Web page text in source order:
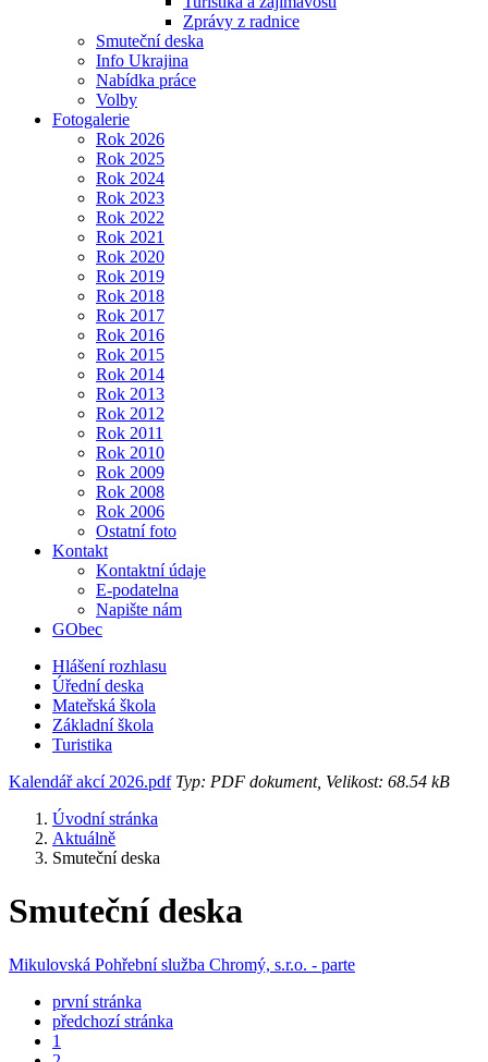
Zprávy z radnice
Smuteční deska
Info Ukrajina
Nabídka práce
Volby
Fotogalerie
Rok 2026
Rok 2025
Rok 2024
Rok 2023
Rok 2022
Rok 2021
Rok 2020
Rok 2019
Rok 2018
Rok 2017
Rok 2016
Rok 2015
Rok 2014
Rok 2013
Rok 2012
Rok 2011
Rok 2010
Rok 2009
Rok 2008
Rok 2006
Ostatní foto
Kontakt
Kontaktní údaje
E-podatelna
Napište nám
GObec
Hlášení rozhlasu
Úřední deska
Mateřská škola
Základní škola
Turistika
Kalendář akcí 2026.pdfTyp: PDF dokument, Velikost: 68.54 kB
Úvodní stránka
Aktuálně
Smuteční deska
Smuteční deska
Mikulovská Pohřební služba Chromý, s.r.o. - parte
první stránka
předchozí stránka
1